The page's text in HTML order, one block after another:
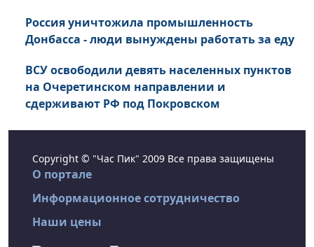
Россия уничтожила промышленность
Донбасса - люди вынуждены работать за еду
ВСУ освободили девять населенных пунктов
на Очеретинском направлении и
сдерживают РФ под Покровском
Copyright © "Час Пик" 2009 Все права защищены
О портале
Информационное сотрудничество
Наши цены